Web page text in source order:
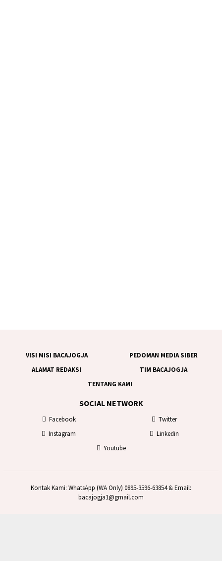
VISI MISI BACAJOGJA
PEDOMAN MEDIA SIBER
ALAMAT REDAKSI
TIM BACAJOGJA
TENTANG KAMI
SOCIAL NETWORK
Facebook
Twitter
Instagram
Linkedin
Youtube
Kontak Kami: WhatsApp (WA Only) 0895-3596-63854 & Email:
bacajogja1@gmail.com